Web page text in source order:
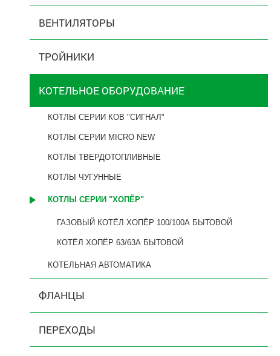
ВЕНТИЛЯТОРЫ
ТРОЙНИКИ
КОТЕЛЬНОЕ ОБОРУДОВАНИЕ
КОТЛЫ СЕРИИ КОВ "СИГНАЛ"
КОТЛЫ СЕРИИ MICRO NEW
КОТЛЫ ТВЕРДОТОПЛИВНЫЕ
КОТЛЫ ЧУГУННЫЕ
КОТЛЫ СЕРИИ "ХОПЁР"
ГАЗОВЫЙ КОТЁЛ ХОПЁР 100/100А БЫТОВОЙ
КОТЁЛ ХОПЁР 63/63А БЫТОВОЙ
КОТЕЛЬНАЯ АВТОМАТИКА
ФЛАНЦЫ
ПЕРЕХОДЫ